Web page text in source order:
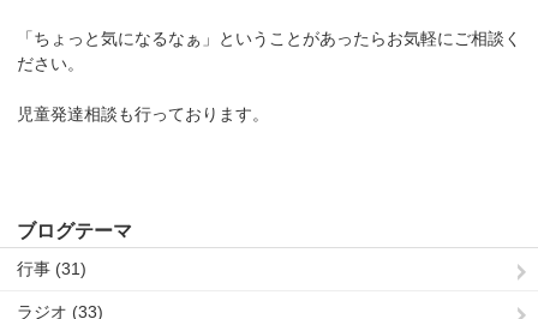
「ちょっと気になるなぁ」ということがあったらお気軽にご相談く
ださい。
児童発達相談も行っております。
ブログテーマ
行事 (31)
ラジオ (33)